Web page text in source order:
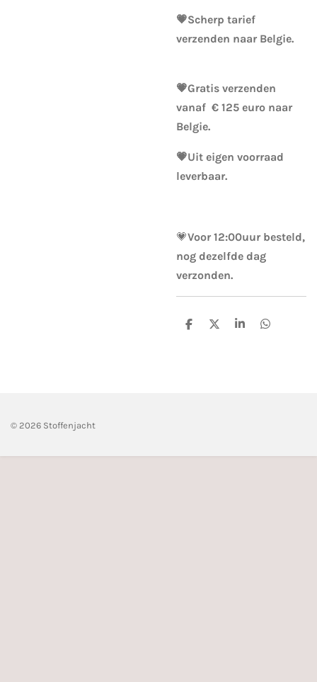
💗Scherp tarief
verzenden naar Belgie.
💗Gratis verzenden
vanaf € 125 euro naar
Belgie.
💗Uit eigen voorraad
leverbaar.
💗Voor 12:00uur besteld,
nog dezelfde dag
verzonden.
D
D
S
D
© 2026 Stoffenjacht